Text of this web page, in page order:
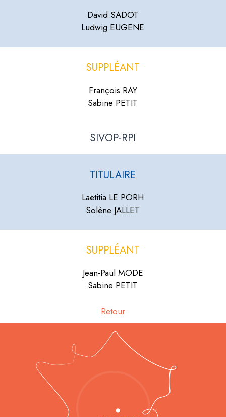
David SADOT
Ludwig EUGENE
SUPPLÉANT
François RAY
Sabine PETIT
SIVOP-RPI
TITULAIRE
Laëtitia LE PORH
Solène JALLET
SUPPLÉANT
Jean-Paul MODE
Sabine PETIT
Retour